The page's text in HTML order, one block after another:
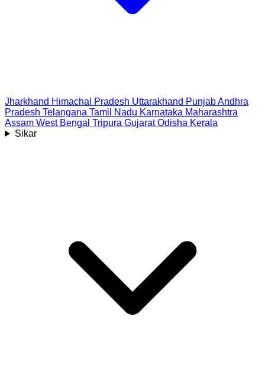
Jharkhand Himachal Pradesh Uttarakhand PunjabAndhra
Pradesh Telangana Tamil Nadu Karnataka Maharashtra
Assam West Bengal Tripura Gujarat Odisha Kerala
Sikar